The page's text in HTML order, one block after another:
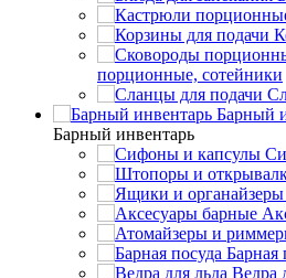
порционные, сотейники
Барный
Барный инвентарь
Барная
Ведра